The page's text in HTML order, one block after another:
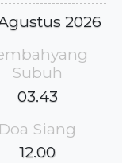
2026
Subuh
03.43
Doa Siang
12.00